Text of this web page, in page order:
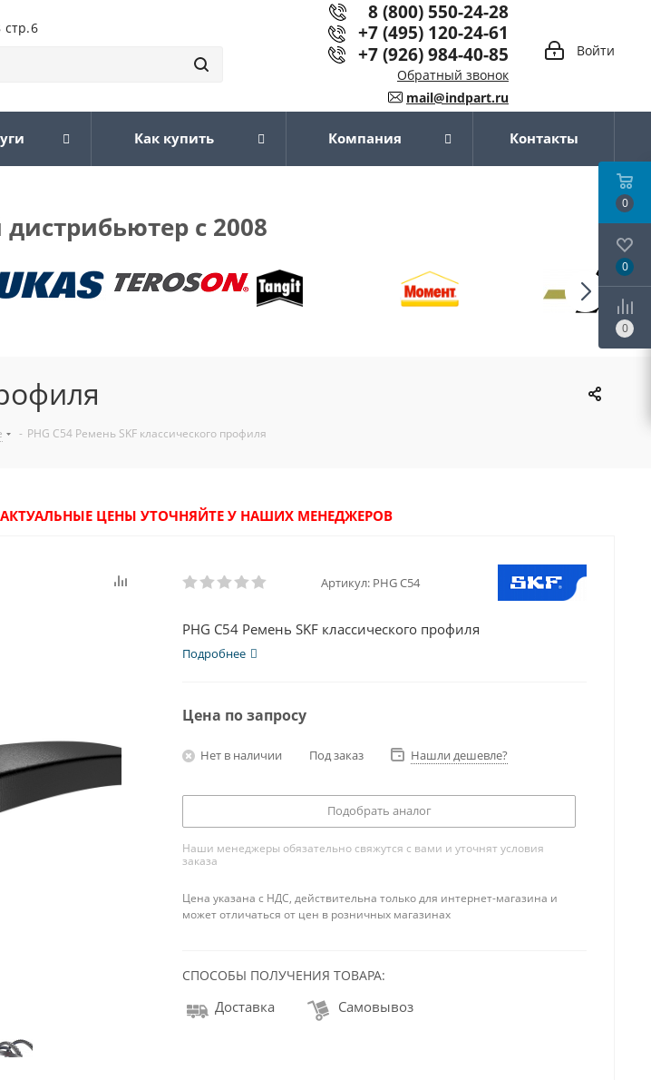
стр.6
Войти
8 (800) 550-24-28
+7 (495) 120-24-61
+7 (926) 984-40-85
Обратный звонок
mail@indpart.ru
Как купить Компания Контакты
с 2008
- PHG C54 Ремень SKF классического профиля
ЦЕНЫ УТОЧНЯЙТЕ У НАШИХ МЕНЕДЖЕРОВ
Артикул: PHG C54
PHG C54 Ремень SKF классического профиля
Подробнее
Цена по запросу
Нет в наличии Под заказ Нашли дешевле?
Подобрать аналог
Наши менеджеры обязательно свяжутся с вами и уточнят условия
заказа
Цена указана с НДС, действительна только для интернет-магазина и
может отличаться от цен в розничных магазинах
СПОСОБЫ ПОЛУЧЕНИЯ ТОВАРА:
Доставка Самовывоз
0
0
0